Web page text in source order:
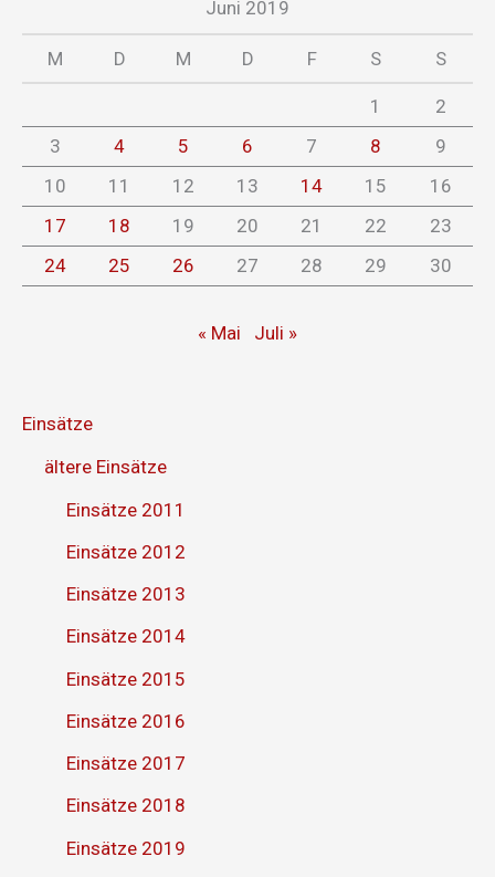
Juni 2019
M D M D F S S
1
2
3
4 5 6 7 8
9
10
11 12 13 14 15
16
17
18 19 20 21 22
23
24
25 26 27 28 29 30
« Mai Juli »
Einsätze
ältere Einsätze
Einsätze 2011
Einsätze 2012
Einsätze 2013
Einsätze 2014
Einsätze 2015
Einsätze 2016
Einsätze 2017
Einsätze 2018
Einsätze 2019